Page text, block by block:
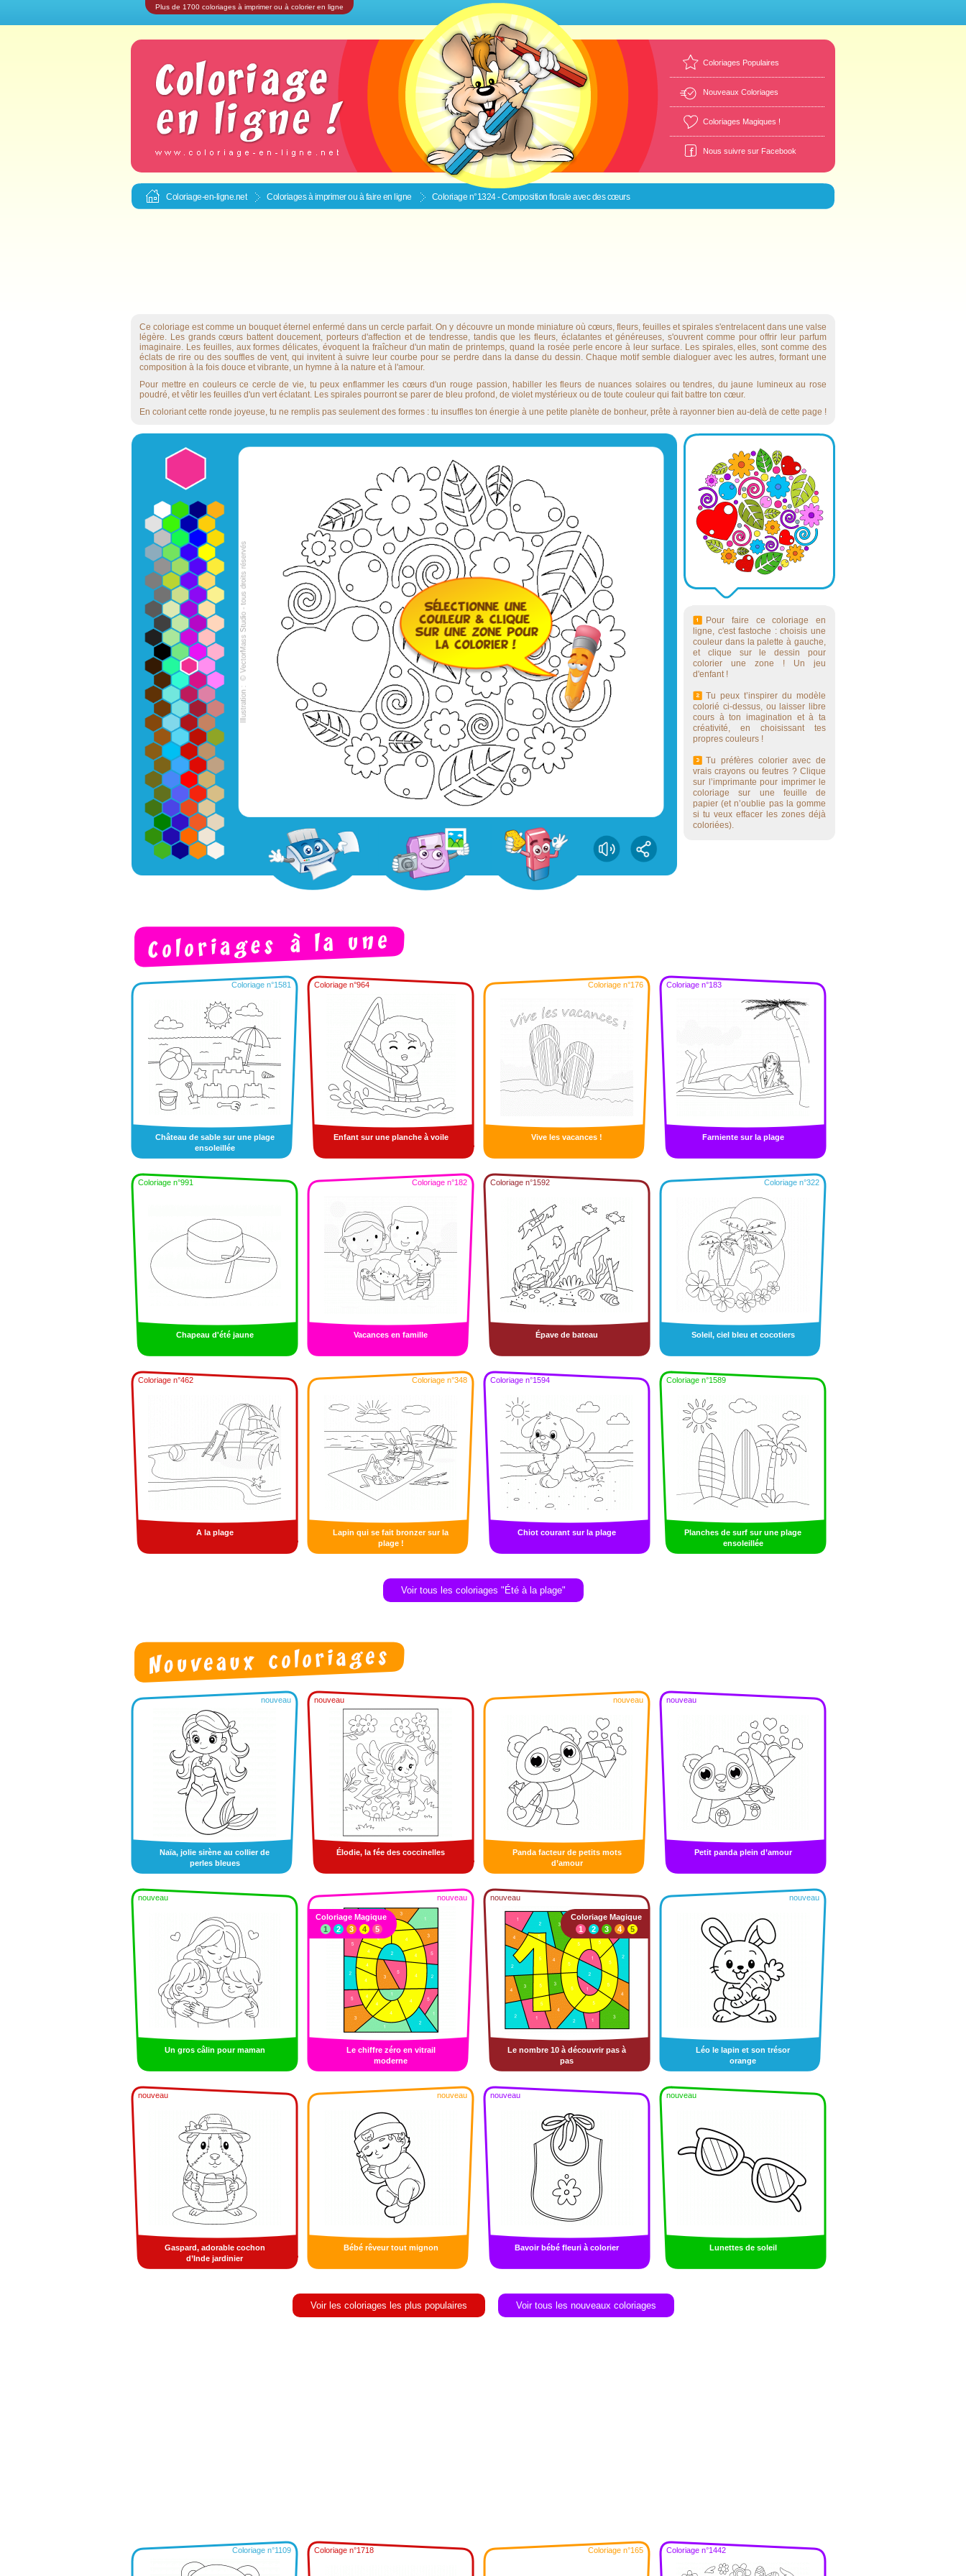
Plus de 1700 coloriages à imprimer ou à colorier en ligne
Coloriages Populaires
Nouveaux Coloriages
Coloriages Magiques !
Nous suivre sur Facebook
Coloriage-en-ligne.net Coloriages à imprimer ou à faire en ligne Coloriage n°1324 - Composition florale avec des cœurs
Ce coloriage est comme un bouquet éternel enfermé dans un cercle parfait. On y découvre un monde miniature où cœurs, fleurs, feuilles et spirales s'entrelacent dans une valse
légère. Les grands cœurs battent doucement, porteurs d'affection et de tendresse, tandis que les fleurs, éclatantes et généreuses, s'ouvrent comme pour offrir leur parfum
imaginaire. Les feuilles, aux formes délicates, évoquent la fraîcheur d'un matin de printemps, quand la rosée perle encore à leur surface. Les spirales, elles, sont comme des
éclats de rire ou des souffles de vent, qui invitent à suivre leur courbe pour se perdre dans la danse du dessin. Chaque motif semble dialoguer avec les autres, formant une
composition à la fois douce et vibrante, un hymne à la nature et à l'amour.
Pour mettre en couleurs ce cercle de vie, tu peux enflammer les cœurs d'un rouge passion, habiller les fleurs de nuances solaires ou tendres, du jaune lumineux au rose
poudré, et vêtir les feuilles d'un vert éclatant. Les spirales pourront se parer de bleu profond, de violet mystérieux ou de toute couleur qui fait battre ton cœur.
En coloriant cette ronde joyeuse, tu ne remplis pas seulement des formes : tu insuffles ton énergie à une petite planète de bonheur, prête à rayonner bien au-delà de cette page !
Pour faire ce coloriage en
ligne, c'est fastoche : choisis une
couleur dans la palette à gauche,
et clique sur le dessin pour
colorier une zone ! Un jeu
d'enfant !
Tu peux t’inspirer du modèle
colorié ci-dessus, ou laisser libre
cours à ton imagination et à ta
créativité, en choisissant tes
propres couleurs !
Tu préfères colorier avec de
vrais crayons ou feutres ? Clique
sur l’imprimante pour imprimer le
coloriage sur une feuille de
papier (et n’oublie pas la gomme
si tu veux effacer les zones déjà
coloriées).
Coloriage n°1581
Château de sable sur une plage
ensoleillée
Coloriage n°964
Enfant sur une planche à voile
Coloriage n°176
Vive les vacances !
Coloriage n°183
Farniente sur la plage
Coloriage n°991
Chapeau d'été jaune
Coloriage n°182
Vacances en famille
Coloriage n°1592
Épave de bateau
Coloriage n°322
Soleil, ciel bleu et cocotiers
Coloriage n°462
A la plage
Coloriage n°348
Lapin qui se fait bronzer sur la
plage !
Coloriage n°1594
Chiot courant sur la plage
Coloriage n°1589
Planches de surf sur une plage
ensoleillée
Voir tous les coloriages "Été à la plage"
nouveau
Naïa, jolie sirène au collier de
perles bleues
nouveau
Élodie, la fée des coccinelles
nouveau
Panda facteur de petits mots
d’amour
nouveau
Petit panda plein d’amour
nouveau
Un gros câlin pour maman
nouveau
Le chiffre zéro en vitrail
moderne
Coloriage Magique
1
2 3 4 5
nouveau
Le nombre 10 à découvrir pas à
pas
Coloriage Magique
1
2 3 4 5
nouveau
Léo le lapin et son trésor
orange
nouveau
Gaspard, adorable cochon
d’Inde jardinier
nouveau
Bébé rêveur tout mignon
nouveau
Bavoir bébé fleuri à colorier
nouveau
Lunettes de soleil
Voir les coloriages les plus populaires Voir tous les nouveaux coloriages
Coloriage n°1109 Coloriage n°1718 Coloriage n°165 Coloriage n°1442